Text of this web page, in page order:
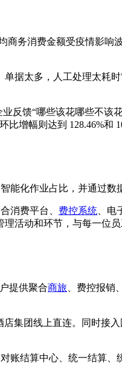
务消费金额受疫情影响
据太多，人工处理太耗
反馈“哪些该花哪些不该
增幅则达到 128.46%
化作业占比，并通过数
消费平台、 费控系统 、
活动和环节，与每一位
提供聚合商旅 、费控报销
集团线上直连。同时接
结算中心、统一结算